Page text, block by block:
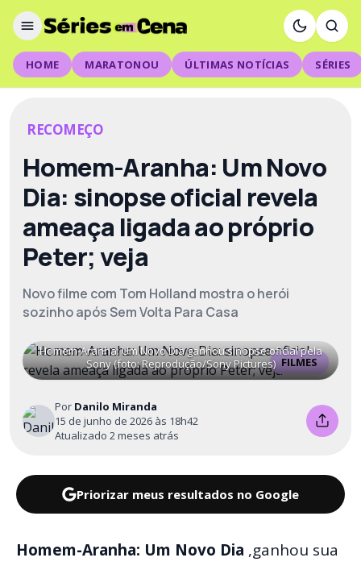
HOME MARATONOU ÚLTIMAS NOTÍCIAS SÉRIES
RECOMEÇO
Homem-Aranha: Um Novo
Dia: sinopse oficial revela
ameaça ligada ao próprio
Peter; veja
Novo filme com Tom Holland mostra o herói
sozinho após Sem Volta Para Casa
FILMES
Homem-Aranha: Um Novo Dia ganhou sinopse oficial pela
Sony (foto: Reprodução/Sony Pictures)
Por Danilo Miranda
15 de junho de 2026 às 18h42
Atualizado 2 meses atrás
Priorizar meus resultados no Google
Homem-Aranha: Um Novo Dia ,ganhou sua